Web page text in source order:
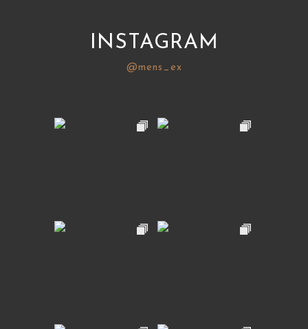
INSTAGRAM
@mens_ex